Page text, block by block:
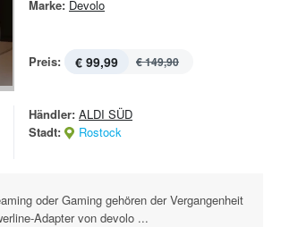
Marke: Devolo
Preis: € 99,99 € 149,90
Händler: ALDI SÜD
Stadt:
Rostock
oder Gaming gehören der Vergangenheit
Adapter von devolo ...